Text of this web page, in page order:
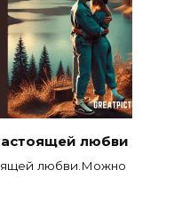
любви
любви.Можно